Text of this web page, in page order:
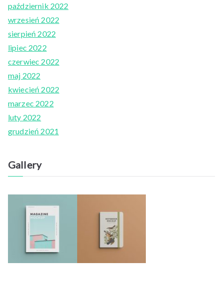
październik 2022
wrzesień 2022
sierpień 2022
lipiec 2022
czerwiec 2022
maj 2022
kwiecień 2022
marzec 2022
luty 2022
grudzień 2021
Gallery